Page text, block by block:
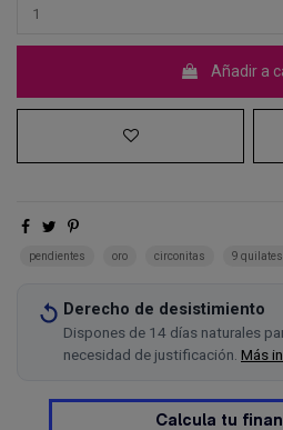
Añadir a
pendientes oro circonitas 9 quilates
Derecho de desistimiento
Dispones de 14 días naturales
necesidad de justificación. Más